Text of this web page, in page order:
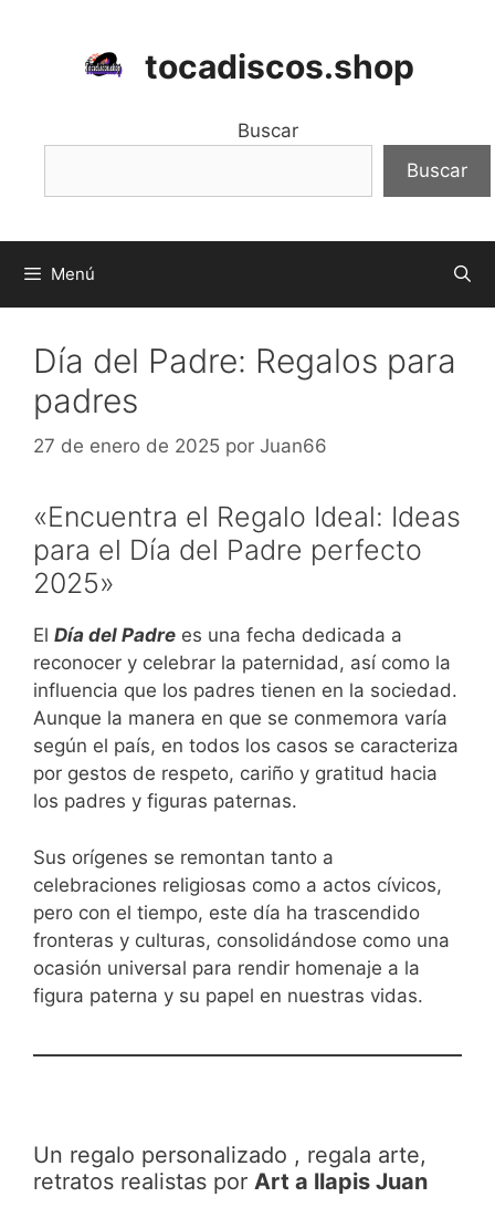
contenido
tocadiscos.shop
Buscar
Buscar
Menú
Día del Padre: Regalos para
padres
27 de enero de 2025 por Juan66
«Encuentra el Regalo Ideal: Ideas
para el Día del Padre perfecto
2025»
El Día del Padre es una fecha dedicada a
reconocer y celebrar la paternidad, así como la
influencia que los padres tienen en la sociedad.
Aunque la manera en que se conmemora varía
según el país, en todos los casos se caracteriza
por gestos de respeto, cariño y gratitud hacia
los padres y figuras paternas.
Sus orígenes se remontan tanto a
celebraciones religiosas como a actos cívicos,
pero con el tiempo, este día ha trascendido
fronteras y culturas, consolidándose como una
ocasión universal para rendir homenaje a la
figura paterna y su papel en nuestras vidas.
Un regalo personalizado , regala arte,
retratos realistas por Art a llapis Juan